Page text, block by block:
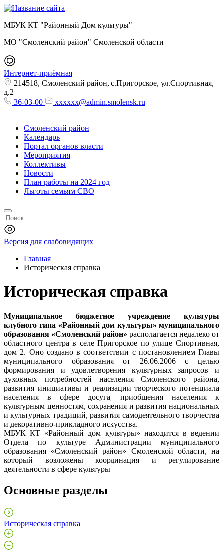
МБУК КТ "Районный Дом культуры"
МО "Смоленский район" Смоленской области
Интернет-приёмная
214518, Смоленский район, с.Пригорское, ул.Спортивная,
д.2
36-03-00
xxxxxx@admin.smolensk.ru
Смоленский район
Календарь
Портал органов власти
Мероприятия
Коллективы
Новости
План работы на 2024 год
Льготы семьям СВО
Версия для слабовидящих
Главная
Историческая справка
Историческая справка
Муниципальное бюджетное учреждение культуры
клубного типа «Районный дом культуры» муниципального
образования «Смоленский район» располагается недалеко от
областного центра в селе Пригорское по улице Спортивная,
дом 2. Оно создано в соответствии с постановлением Главы
муниципального образования от 26.06.2006 с целью
формирования и удовлетворения культурных запросов и
духовных потребностей населения Смоленского района,
развития инициативы и реализации творческого потенциала
населения в сфере досуга, приобщения населения к
культурным ценностям, сохранения и развития национальных
и культурных традиций, развития самодеятельного творчества
и декоративно-прикладного искусства.
МБУК КТ «Районный дом культуры» находится в ведении
Отдела по культуре Администрации муниципального
образования «Смоленский район» Смоленской области, на
который возложены координация и регулирование
деятельности в сфере культуры.
Основные разделы
Историческая справка